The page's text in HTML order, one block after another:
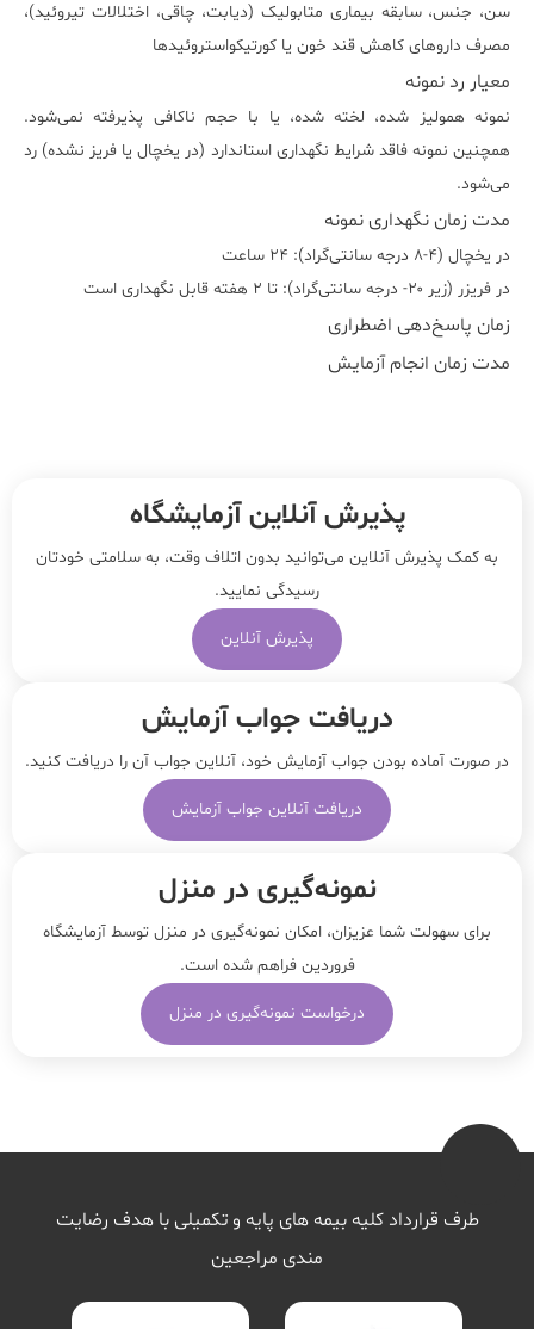
سن، جنس، سابقه بیماری متابولیک (دیابت، چاقی، اختلالات تیروئید)،
مصرف داروهای کاهش قند خون یا کورتیکواستروئیدها
معیار رد نمونه
نمونه همولیز شده، لخته شده، یا با حجم ناکافی پذیرفته نمی‌شود.
همچنین نمونه فاقد شرایط نگهداری استاندارد (در یخچال یا فریز نشده) رد
می‌شود.
مدت زمان نگهداری نمونه
در یخچال (۴-۸ درجه سانتی‌گراد): ۲۴ ساعت
در فریزر (زیر ۲۰- درجه سانتی‌گراد): تا ۲ هفته قابل نگهداری است
زمان پاسخ‌دهی اضطراری
مدت زمان انجام آزمایش
پذیرش آنلاین آزمایشگاه
به کمک پذیرش آنلاین می‌توانید بدون اتلاف وقت، به سلامتی خودتان
رسیدگی نمایید.
پذیرش آنلاین
دریافت جواب آزمایش
در صورت آماده بودن جواب آزمایش خود، آنلاین جواب‌ آن را دریافت کنید.
دریافت آنلاین جواب آزمایش
نمونه‌‌گیری در منزل
برای سهولت شما عزیزان، امکان نمونه‌گیری در منزل توسط آزمایشگاه
فروردین فراهم شده است.
درخواست نمونه‌گیری در منزل
طرف قرارداد کلیه بیمه های پایه و تکمیلی با هدف رضایت
مندی مراجعین